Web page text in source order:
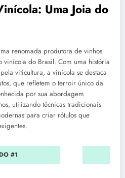
Uma Joia do
renomada produtora de vinhos
do Brasil. Com uma história
viticultura, a vinícola se destaca
que refletem o terroir único da
por sua abordagem
utilizando técnicas tradicionais
para criar rótulos que
#1